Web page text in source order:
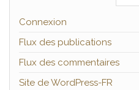
Connexion
Flux des publications
Flux des commentaires
Site de WordPress-FR